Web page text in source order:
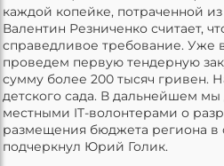
каждой копейке, потраченной
Валентин Резниченко считает,
справедливое требование.
проведем первую тендерную
сумму более 200 тысяч гривен.
детского сада. В дальнейшем
местными IT-волонтерами о
размещения бюджета региона в
подчеркнул Юрий Голик.